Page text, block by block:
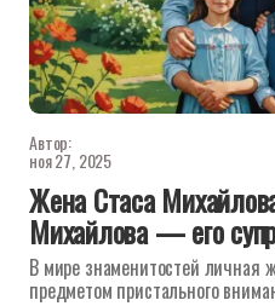
Автор:
ноя 27, 2025
Жена Стаса
Михайлова — его
В мире знаменитостей личная
предметом пристального